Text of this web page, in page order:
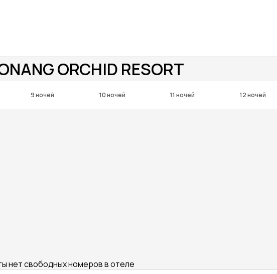
ORCHID RESORT
9 ночей 10 ночей 11 ночей 12 ночей
нет свободных номеров в отеле